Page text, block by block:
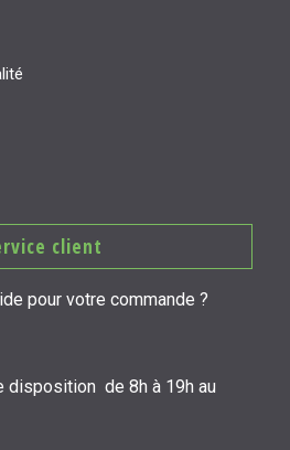
client
pour votre commande ?
disposition de 8h à 19h au